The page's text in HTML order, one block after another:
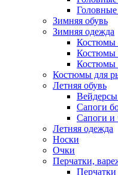
Зимняя обувь
Зимняя одежда
Костюмы
Костюмы
Костюмы
Костюмы для
Летняя обувь
Вейдерсы
Сапоги
Сапоги и
Летняя одежда
Носки
Очки
Перчатки,